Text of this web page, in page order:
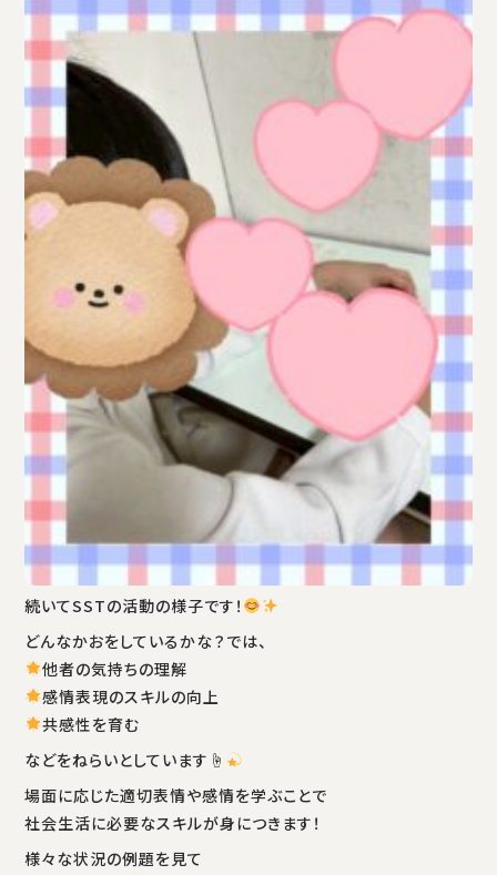
続いてSSTの活動の様子です！
どんなかおをしているかな？では、
他者の気持ちの理解
感情表現のスキルの向上
共感性を育む
などをねらいとしています☝
場面に応じた適切表情や感情を学ぶことで
社会生活に必要なスキルが身につきます！
様々な状況の例題を見て